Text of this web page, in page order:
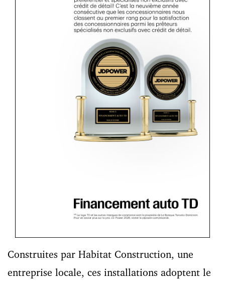
Construites par Habitat Construction, une
entreprise locale, ces installations adoptent le